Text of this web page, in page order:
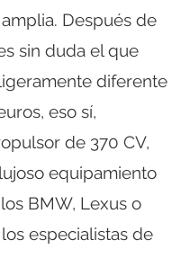
Después de
sin duda el que
diferente
eso sí,
de 370 CV,
equipamiento
BMW, Lexus o
especialistas de